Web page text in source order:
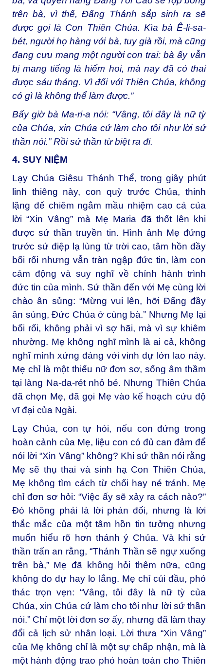
trên bà, vì thế, Đấng Thánh sắp sinh ra sẽ
được gọi là Con Thiên Chúa. Kìa bà Ê-li-sa-
bét, người họ hàng với bà, tuy già rồi, mà cũng
đang cưu mang một người con trai: bà ấy vẫn
bị mang tiếng là hiếm hoi, mà nay đã có thai
được sáu tháng. Vì đối với Thiên Chúa, không
có gì là không thể làm được.”
Bấy giờ bà Ma-ri-a nói: “Vâng, tôi đây là nữ tỳ
của Chúa, xin Chúa cứ làm cho tôi như lời sứ
thần nói.” Rồi sứ thần từ biệt ra đi.
4. SUY NIỆM
Lạy Chúa Giêsu Thánh Thể, trong giây phút
linh thiêng này, con quỳ trước Chúa, thinh
lặng để chiêm ngắm mầu nhiệm cao cả của
lời “Xin Vâng” mà Mẹ Maria đã thốt lên khi
được sứ thần truyền tin. Hình ảnh Mẹ đứng
trước sứ điệp lạ lùng từ trời cao, tâm hồn đầy
bối rối nhưng vẫn tràn ngập đức tin, làm con
cảm động và suy nghĩ về chính hành trình
đức tin của mình. Sứ thần đến với Mẹ cùng lời
chào ân sủng: “Mừng vui lên, hỡi Đấng đầy
ân sủng, Đức Chúa ở cùng bà.” Nhưng Mẹ lại
bối rối, không phải vì sợ hãi, mà vì sự khiêm
nhường. Mẹ không nghĩ mình là ai cả, không
nghĩ mình xứng đáng với vinh dự lớn lao này.
Mẹ chỉ là một thiếu nữ đơn sơ, sống âm thầm
tại làng Na-da-rét nhỏ bé. Nhưng Thiên Chúa
đã chọn Mẹ, đã gọi Mẹ vào kế hoạch cứu độ
vĩ đại của Ngài.
Lạy Chúa, con tự hỏi, nếu con đứng trong
hoàn cảnh của Mẹ, liệu con có đủ can đảm để
nói lời “Xin Vâng” không? Khi sứ thần nói rằng
Mẹ sẽ thụ thai và sinh hạ Con Thiên Chúa,
Mẹ không tìm cách từ chối hay né tránh. Mẹ
chỉ đơn sơ hỏi: “Việc ấy sẽ xảy ra cách nào?”
Đó không phải là lời phản đối, nhưng là lời
thắc mắc của một tâm hồn tin tưởng nhưng
muốn hiểu rõ hơn thánh ý Chúa. Và khi sứ
thần trấn an rằng, “Thánh Thần sẽ ngự xuống
trên bà,” Mẹ đã không hỏi thêm nữa, cũng
không do dự hay lo lắng. Mẹ chỉ cúi đầu, phó
thác trọn vẹn: “Vâng, tôi đây là nữ tỳ của
Chúa, xin Chúa cứ làm cho tôi như lời sứ thần
nói.” Chỉ một lời đơn sơ ấy, nhưng đã làm thay
đổi cả lịch sử nhân loại. Lời thưa “Xin Vâng”
của Mẹ không chỉ là một sự chấp nhận, mà là
một hành động trao phó hoàn toàn cho Thiên